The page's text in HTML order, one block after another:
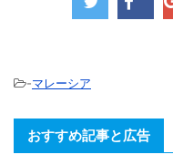
-マレーシア
おすすめ記事と広告